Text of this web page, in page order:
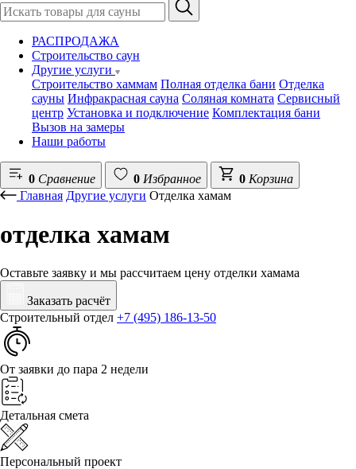
РАСПРОДАЖА
Строительство саун
Другие услуги
Строительство хаммам Полная отделка бани Отделка
сауны Инфракрасная сауна Соляная комната Сервисный
центр Установка и подключение Комплектация бани
Вызов на замеры
Наши работы
0 Сравнение 0 Избранное 0 Корзина
Главная Другие услуги Отделка хамам
отделка хамам
Оставьте заявку и мы рассчитаем цену отделки хамама
Заказать расчёт
Строительный отдел +7 (495) 186-13-50
От заявки до пара 2 недели
Детальная смета
Персональный проект